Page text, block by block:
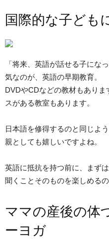
国際的な子ども
「将来、英語が話せる子にな
気なのが、英語の早期教育。
DVDやCDなどの教材もあり
スがある教室もあります。
日本語を修得するのと同じよ
親としても嬉しいですよね。
英語に抵抗を持つ前に、まず
聞くことそのものを楽しめるの
ママの産後の体
ーヨガ